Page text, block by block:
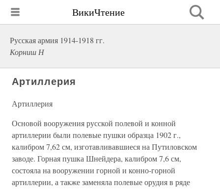
ВикиЧтение
Русская армия 1914-1918 гг.
Корниш Н
Артиллерия
Артиллерия
Основой вооружения русской полевой и конной
артиллерии были полевые пушки образца 1902 г.,
калибром 7,62 см, изготавливавшиеся на Путиловском
заводе. Горная пушка Шнейдера, калибром 7,6 см,
состояла на вооружении горной и конно-горной
артиллерии, а также заменяла полевые орудия в ряде